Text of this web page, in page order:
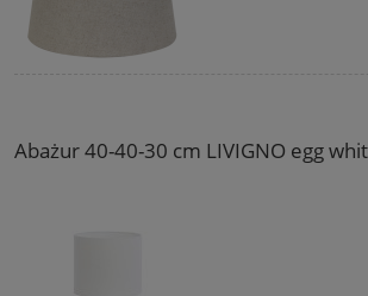
Abażur 40-40-30 cm LIVIGNO egg